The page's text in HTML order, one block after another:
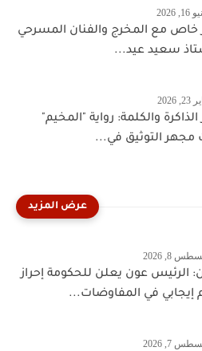
2026
خاص مع المخرج والفنان المسرحي
سعيد عيد...
2026
الذاكرة والكلمة: رواية "المخيم"
مجهر التوثيق في...
8, 2026
الرئيس عون يعلن للحكومة إحراز
إيجابي في المفاوضات...
7, 2026